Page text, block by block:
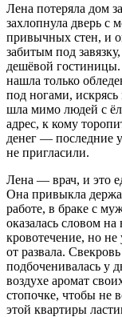
Лена потеряла дом
захлопнула дверь с
привычных стен, и
забитым под
дешёвой
нашла только
под ногами,
шла мимо людей с
адрес, к кому
денег — последние
не пригласили.
Лена — врач, и это
Она привыкла
работе, в браке с
оказалась словом
кровотечение, но не
от развала.
подбоченивалась у
воздухе аромат
стопочке, чтобы не
этой квартиры